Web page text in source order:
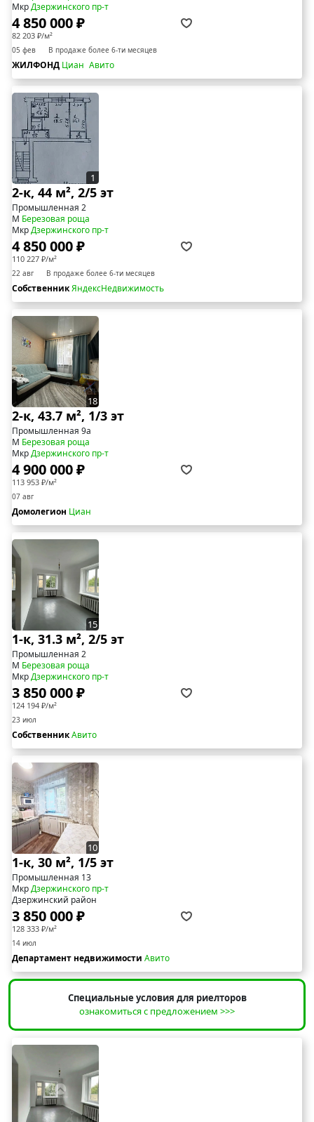
МкрДзержинского пр-т
4 850 000 ₽
82 203 ₽/м²
05 фев В продаже более 6-ти месяцев
ЖИЛФОНД Циан Авито
1
2-к, 44 м², 2/5 эт
Промышленная 2
М Березовая роща
МкрДзержинского пр-т
4 850 000 ₽
110 227 ₽/м²
22 авг В продаже более 6-ти месяцев
СобственникЯндексНедвижимость
18
2-к, 43.7 м², 1/3 эт
Промышленная 9а
М Березовая роща
МкрДзержинского пр-т
4 900 000 ₽
113 953 ₽/м²
07 авг
Домолегион Циан
15
1-к, 31.3 м², 2/5 эт
Промышленная 2
М Березовая роща
МкрДзержинского пр-т
3 850 000 ₽
124 194 ₽/м²
23 июл
СобственникАвито
10
1-к, 30 м², 1/5 эт
Промышленная 13
МкрДзержинского пр-т
Дзержинский район
3 850 000 ₽
128 333 ₽/м²
14 июл
Департамент недвижимости Авито
Специальные условия для риелторов
ознакомиться с предложением >>>